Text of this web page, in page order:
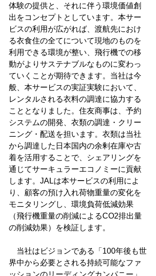
体験の提供と、それに伴う環境価値創
出をコンセプトとしています。本サー
ビスの利用が広がれば、渡航先におけ
る衣食住の全てについて現地のものを
利用できる環境が整い、飛行機での移
動がよりサステナブルなものに変わっ
ていくことが期待できます。当社は今
般、本サービスの実証実験において、
レンタルされる衣料の調達に協力する
こととなりました。住友商事は、予約
システムの開発、衣類の調達・クリー
ニング・配送を担います。衣類は当社
から調達した日本国内の余剰在庫や古
着を活用することで、シェアリングを
通じてサーキュラーエコノミーに貢献
します。JALは本サービスの利用によ
り、顧客の預け入れ荷物重量の変化を
モニタリングし、環境負荷低減効果
（飛行機重量の削減によるCO2排出量
の削減効果）を検証します。
当社はビジョンである「100年後も世
界中から必要とされる持続可能なファ
ッションのリーディングカンパニー」